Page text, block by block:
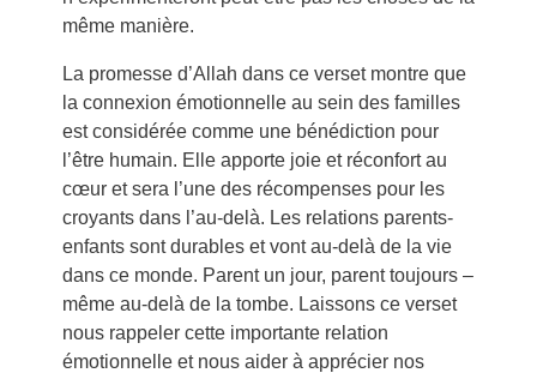
même manière.
La promesse d’Allah dans ce verset montre que
la connexion émotionnelle au sein des familles
est considérée comme une bénédiction pour
l’être humain. Elle apporte joie et réconfort au
cœur et sera l’une des récompenses pour les
croyants dans l’au-delà. Les relations parents-
enfants sont durables et vont au-delà de la vie
dans ce monde. Parent un jour, parent toujours –
même au-delà de la tombe. Laissons ce verset
nous rappeler cette importante relation
émotionnelle et nous aider à apprécier nos